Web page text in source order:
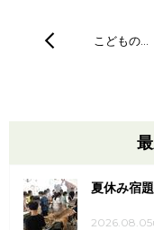
こどもの…
夏休み宿